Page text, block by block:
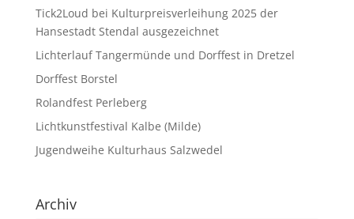
Tick2Loud bei Kulturpreisverleihung 2025 der
Hansestadt Stendal ausgezeichnet
Lichterlauf Tangermünde und Dorffest in Dretzel
Dorffest Borstel
Rolandfest Perleberg
Lichtkunstfestival Kalbe (Milde)
Jugendweihe Kulturhaus Salzwedel
Archiv